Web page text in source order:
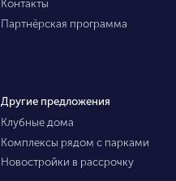
Контакты
Партнёрская программа
Другие предложения
Клубные дома
Комплексы рядом с парками
Новостройки в рассрочку